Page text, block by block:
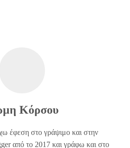
Κόρσου
έφεση στο γράψιμο και στην
από το 2017 και γράφω και στο